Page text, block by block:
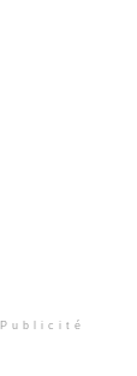
Publicité